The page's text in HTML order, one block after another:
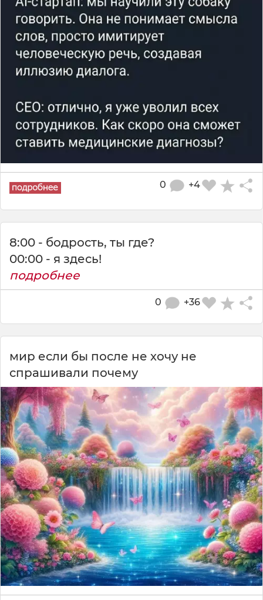
+4
0
8:00 - бодрость, ты где?
00:00 - я здесь!
подробнее
+36
0
мир если бы после не хочу не
спрашивали почему